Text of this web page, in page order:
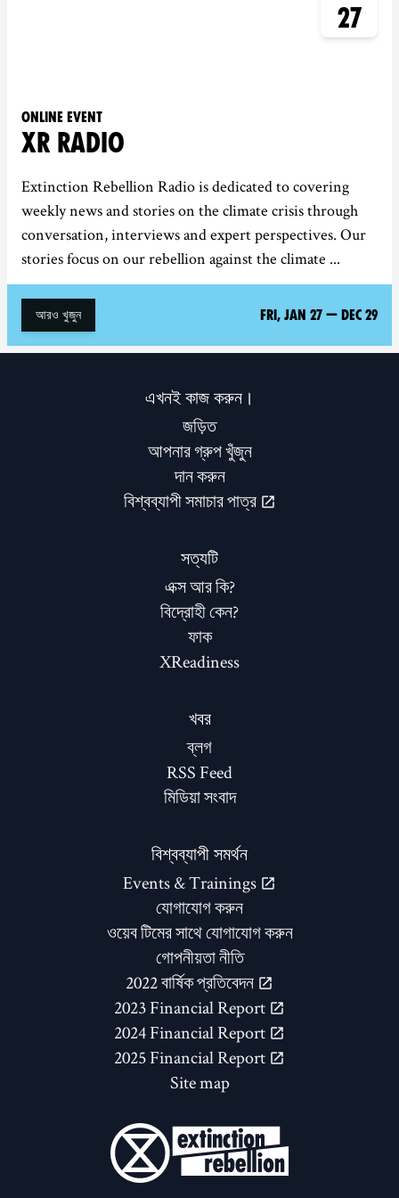
27
Online event
XR RADIO
Extinction Rebellion Radio is dedicated to covering
weekly news and stories on the climate crisis through
conversation, interviews and expert perspectives. Our
stories focus on our rebellion against the climate ...
আরও খুজুন Fri, Jan 27 — Dec 29
এখনই কাজ করুন।
জড়িত
আপনার গ্রুপ খুঁজুন
দান করুন
বিশ্বব্যাপী সমাচার পাত্র
সত্যটি
এক্স আর কি?
বিদ্রোহী কেন?
ফাক
XReadiness
খবর
ব্লগ
RSS Feed
মিডিয়া সংবাদ
বিশ্বব্যাপী সমর্থন
Events & Trainings
যোগাযোগ করুন
ওয়েব টিমের সাথে যোগাযোগ করুন
গোপনীয়তা নীতি
2022 বার্ষিক প্রতিবেদন
2023 Financial Report
2024 Financial Report
2025 Financial Report
Site map